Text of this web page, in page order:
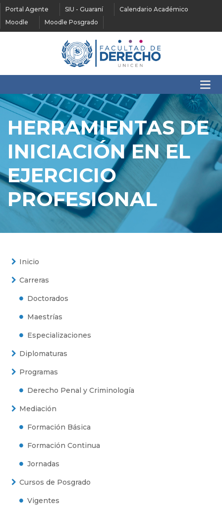
Portal Agente SIU - Guaraní
Calendario Académico
Moodle
Moodle Posgrado
HERRAMIENTAS DE
INICIACIÓN EN EL
EJERCICIO
PROFESIONAL
Inicio
Carreras
Doctorados
Maestrías
Especializaciones
Diplomaturas
Programas
Derecho Penal y Criminología
Mediación
Formación Básica
Formación Continua
Jornadas
Cursos de Posgrado
Vigentes